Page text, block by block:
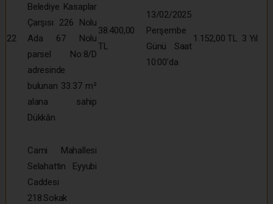
22
Belediye Kasaplar
Çarşısı 226 Nolu
Ada 67 Nolu
parsel No:8/D
adresinde
bulunan 33.37 m²
alana sahip
Dükkân
38.400,00
TL
13/02/2025
Perşembe
Günü Saat
10:00’da
1.152,00 TL 3 Yıl
Cami Mahallesi
Selahattin Eyyubi
Caddesi
218.Sokak